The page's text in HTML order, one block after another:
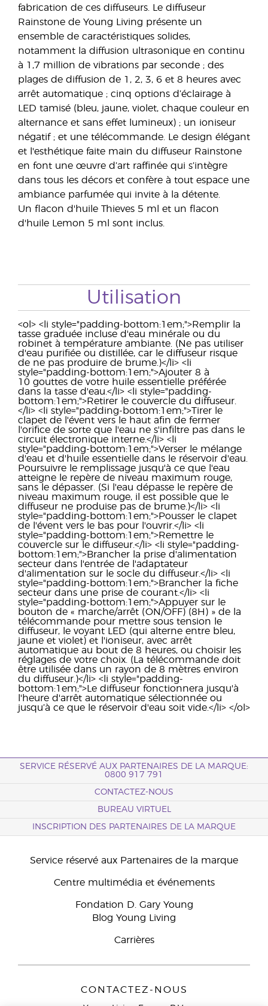
fabrication de ces diffuseurs. Le diffuseur
Rainstone de Young Living présente un
ensemble de caractéristiques solides,
notamment la diffusion ultrasonique en continu
à 1,7 million de vibrations par seconde ; des
plages de diffusion de 1, 2, 3, 6 et 8 heures avec
arrêt automatique ; cinq options d’éclairage à
LED tamisé (bleu, jaune, violet, chaque couleur en
alternance et sans effet lumineux) ; un ioniseur
négatif ; et une télécommande. Le design élégant
et l'esthétique faite main du diffuseur Rainstone
en font une œuvre d’art raffinée qui s’intègre
dans tous les décors et confère à tout espace une
ambiance parfumée qui invite à la détente.
Un flacon d'huile Thieves 5 ml et un flacon
d'huile Lemon 5 ml sont inclus.
Utilisation
<ol> <li style="padding-bottom:1em;">Remplir la
tasse graduée incluse d'eau minérale ou du
robinet à température ambiante. (Ne pas utiliser
d'eau purifiée ou distillée, car le diffuseur risque
de ne pas produire de brume.)</li> <li
style="padding-bottom:1em;">Ajouter 8 à
10 gouttes de votre huile essentielle préférée
dans la tasse d'eau.</li> <li style="padding-
bottom:1em;">Retirer le couvercle du diffuseur.
</li> <li style="padding-bottom:1em;">Tirer le
clapet de l'évent vers le haut afin de fermer
l'orifice de sorte que l'eau ne s'infiltre pas dans le
circuit électronique interne.</li> <li
style="padding-bottom:1em;">Verser le mélange
d'eau et d'huile essentielle dans le réservoir d'eau.
Poursuivre le remplissage jusqu'à ce que l'eau
atteigne le repère de niveau maximum rouge,
sans le dépasser. (Si l'eau dépasse le repère de
niveau maximum rouge, il est possible que le
diffuseur ne produise pas de brume.)</li> <li
style="padding-bottom:1em;">Pousser le clapet
de l'évent vers le bas pour l'ouvrir.</li> <li
style="padding-bottom:1em;">Remettre le
couvercle sur le diffuseur.</li> <li style="padding-
bottom:1em;">Brancher la prise d'alimentation
secteur dans l'entrée de l'adaptateur
d'alimentation sur le socle du diffuseur.</li> <li
style="padding-bottom:1em;">Brancher la fiche
secteur dans une prise de courant.</li> <li
style="padding-bottom:1em;">Appuyer sur le
bouton de « marche/arrêt (ON/OFF) (8H) » de la
télécommande pour mettre sous tension le
diffuseur, le voyant LED (qui alterne entre bleu,
jaune et violet) et l'ioniseur, avec arrêt
automatique au bout de 8 heures, ou choisir les
réglages de votre choix. (La télécommande doit
être utilisée dans un rayon de 8 mètres environ
du diffuseur.)</li> <li style="padding-
bottom:1em;">Le diffuseur fonctionnera jusqu'à
l'heure d'arrêt automatique sélectionnée ou
jusqu’à ce que le réservoir d'eau soit vide.</li> </ol>
SERVICE RÉSERVÉ AUX PARTENAIRES DE LA MARQUE:
0800 917 791
CONTACTEZ-NOUS
BUREAU VIRTUEL
INSCRIPTION DES PARTENAIRES DE LA MARQUE
Service réservé aux Partenaires de la marque
Centre multimédia et événements
Fondation D. Gary Young
Blog Young Living
Carrières
CONTACTEZ-NOUS